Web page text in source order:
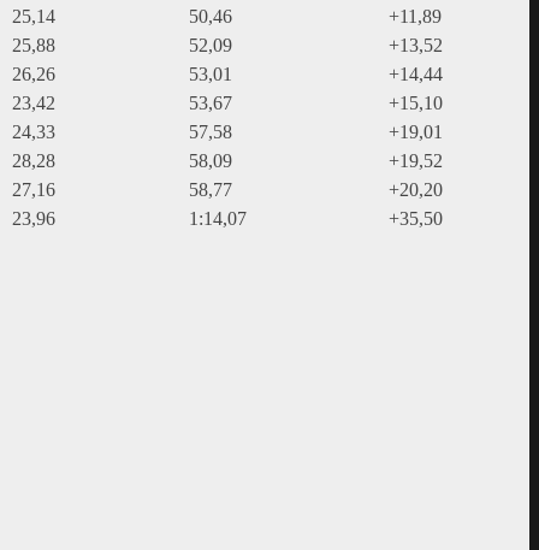
25,14
50,46
+11,89
25,88
52,09
+13,52
26,26
53,01
+14,44
23,42
53,67
+15,10
24,33
57,58
+19,01
28,28
58,09
+19,52
27,16
58,77
+20,20
23,96
1:14,07 +35,50